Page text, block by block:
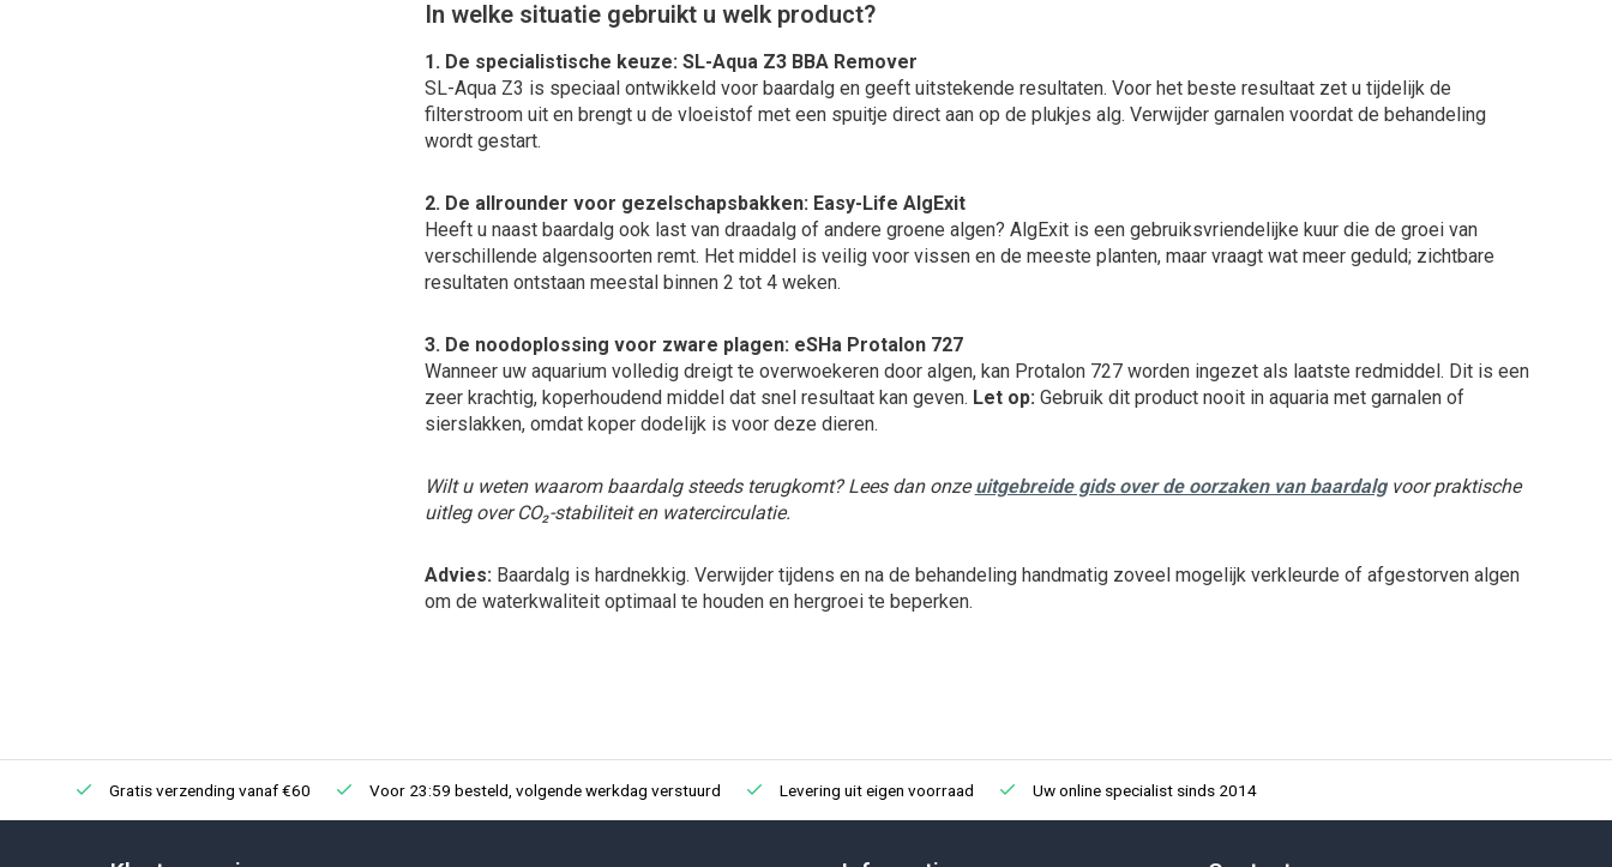
In welke situatie gebruikt u welk product?
1. De specialistische keuze: SL-Aqua Z3 BBA Remover
SL-Aqua Z3 is speciaal ontwikkeld voor baardalg en geeft uitstekende resultaten. Voor het beste resultaat zet u tijdelijk de
filterstroom uit en brengt u de vloeistof met een spuitje direct aan op de plukjes alg. Verwijder garnalen voordat de behandeling
wordt gestart.
2. De allrounder voor gezelschapsbakken: Easy-Life AlgExit
Heeft u naast baardalg ook last van draadalg of andere groene algen? AlgExit is een gebruiksvriendelijke kuur die de groei van
verschillende algensoorten remt. Het middel is veilig voor vissen en de meeste planten, maar vraagt wat meer geduld; zichtbare
resultaten ontstaan meestal binnen 2 tot 4 weken.
3. De noodoplossing voor zware plagen: eSHa Protalon 727
Wanneer uw aquarium volledig dreigt te overwoekeren door algen, kan Protalon 727 worden ingezet als laatste redmiddel. Dit is een
zeer krachtig, koperhoudend middel dat snel resultaat kan geven. Let op: Gebruik dit product nooit in aquaria met garnalen of
sierslakken, omdat koper dodelijk is voor deze dieren.
Wilt u weten waarom baardalg steeds terugkomt? Lees dan onzeuitgebreide gids over de oorzaken van baardalgvoor praktische
uitleg over CO₂-stabiliteit en watercirculatie.
Advies: Baardalg is hardnekkig. Verwijder tijdens en na de behandeling handmatig zoveel mogelijk verkleurde of afgestorven algen
om de waterkwaliteit optimaal te houden en hergroei te beperken.
Gratis verzending vanaf €60 Voor 23:59 besteld, volgende werkdag verstuurd Levering uit eigen voorraad Uw online specialist sinds 2014